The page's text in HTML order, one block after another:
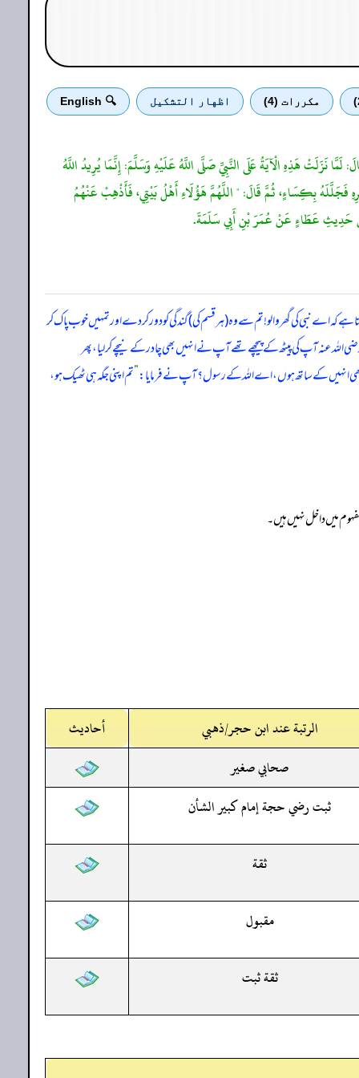
مكررات (4) اظهار التشكيل 🔍 English
لَمَّا نَزَلَتْ هَذِهِ الْآيَةُ عَلَى النَّبِيِّ صَلَّى اللَّهُ عَلَيْهِ وَسَلَّمَ: إِنَّمَا يُرِيدُ اللَّهُ
بِكِسَاءٍ وَعَلِيٌّ خَلْفَ ظَهْرِهِ فَجَلَّلَهُ بِكِسَاءٍ، ثُمَّ قَالَ: " اللَّهُمَّ هَؤُلَاءِ أَهْلُ بَيْتِي، فَأَذْهِبْ عَنْهُمُ
حَدِيثِ عَطَاءٍ عَنْ عُمَرَ بْنِ أَبِي سَلَمَةَ.
ہے کہ اے نبی کی گھر والو! تم سے وہ (ہر قسم کی) گندگی کو دور کر دے اور تمہیں خوب پاک کر
الله عنہ آپ کی پیٹھ کے پیچھے تھے آپ نے انہیں بھی چادر کے نیچے کر لیا، پھر
بھی انہیں کے ساتھ ہوں، اے اللہ کے رسول؟ آپ نے فرمایا:”تم اپنی جگہ ہی ٹھیک ہو،
میں داخل نہیں ہیں۔
الرتبة عند ابن حجر/ذهبي
أحاديث
صحابي صغير
ثبت رضي حجة إمام كبير الشأن
ثقة
مقبول
ثقة ثبت